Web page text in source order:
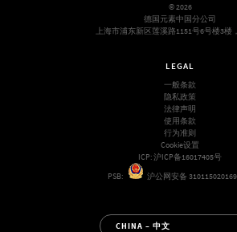
© 2026
德国元素中国分公司
上海市浦东新区莲溪路1151号6号楼3楼
LEGAL
一般条款
隐私政策
法律声明
使用条款
行为准则
Cookie设置
ICP:沪ICP备16017405号
PSB:
沪公网安备